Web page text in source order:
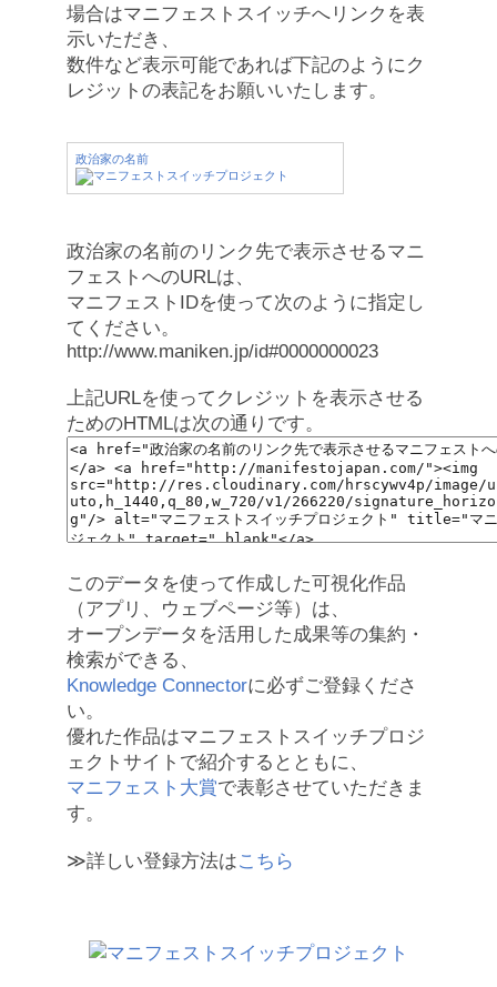
場合はマニフェストスイッチへリンクを表
示いただき、
数件など表示可能であれば下記のようにク
レジットの表記をお願いいたします。
政治家の名前
政治家の名前のリンク先で表示させるマニ
フェストへのURLは、
マニフェストIDを使って次のように指定し
てください。
http://www.maniken.jp/id#0000000023
上記URLを使ってクレジットを表示させる
ためのHTMLは次の通りです。
このデータを使って作成した可視化作品
（アプリ、ウェブページ等）は、
オープンデータを活用した成果等の集約・
検索ができる、
Knowledge Connectorに必ずご登録くださ
い。
優れた作品はマニフェストスイッチプロジ
ェクトサイトで紹介するとともに、
マニフェスト大賞で表彰させていただきま
す。
≫詳しい登録方法はこちら